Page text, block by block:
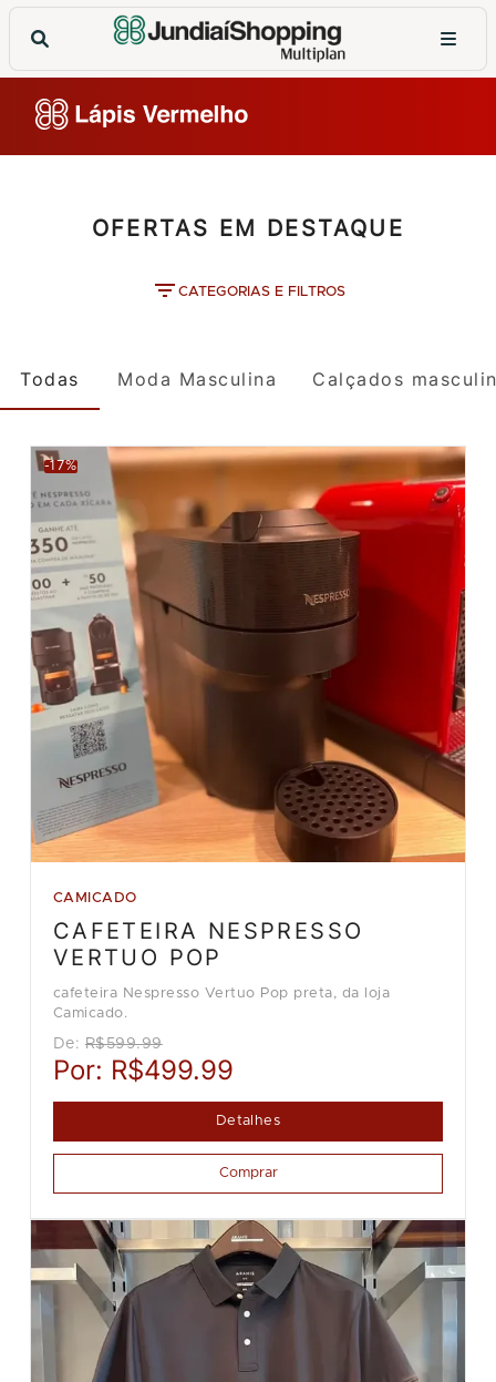
OFERTAS EM DESTAQUE
CATEGORIAS E FILTROS
Todas Moda Masculina Calçados
-17%
CAMICADO
CAFETEIRA NESPRESSO
VERTUO POP
cafeteira Nespresso Vertuo Pop preta, da loja
Camicado.
De: R$599.99
Por: R$499.99
Detalhes
Comprar